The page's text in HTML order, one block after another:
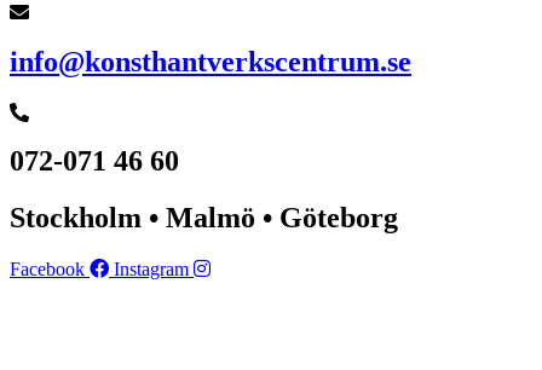
info@konsthantverkscentrum.se
072-071 46 60
Stockholm • Malmö • Göteborg
Facebook Instagram